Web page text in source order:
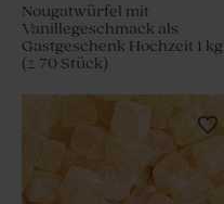
Nougatwürfel mit
Vanillegeschmack als
Gastgeschenk Hochzeit 1 kg
(± 70 Stück)